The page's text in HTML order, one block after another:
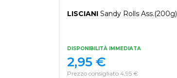
LISCIANISandy Rolls Ass.(200g)
DISPONIBILITÀ IMMEDIATA
Prezzo consigliato 4,95 €
2,95 €